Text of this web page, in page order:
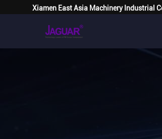
Xiamen East Asia Machinery Industrial